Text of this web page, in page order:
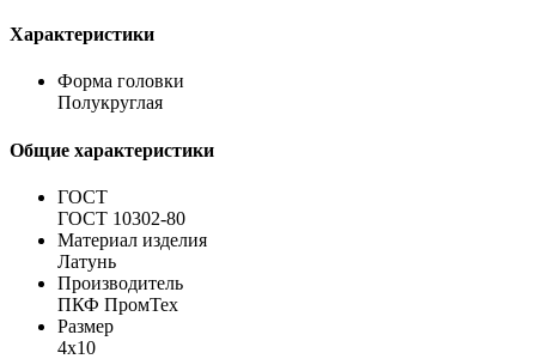
Характеристики
Форма головки
Полукруглая
Общие характеристики
ГОСТ
ГОСТ 10302-80
Материал изделия
Латунь
Производитель
ПКФ ПромТех
Размер
4x10